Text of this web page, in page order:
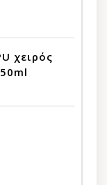
χειρός